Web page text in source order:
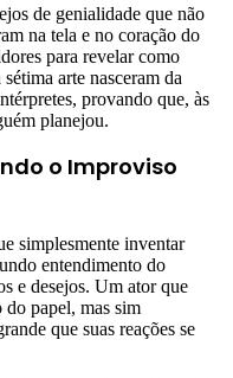
de genialidade que não
na tela e no coração do
para revelar como
arte nasceram da
provando que, às
planejou.
o Improviso
simplesmente inventar
entendimento do
e desejos. Um ator que
do papel, mas sim
que suas reações se